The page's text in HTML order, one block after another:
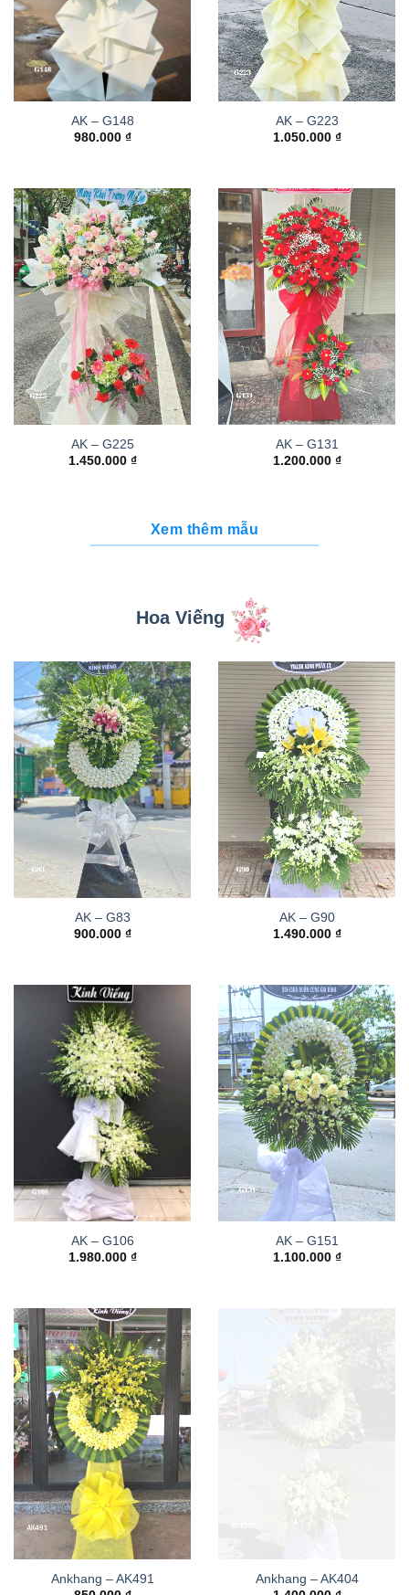
AK – G148
980.000 ₫
AK – G223
1.050.000 ₫
AK – G225
1.450.000 ₫
AK – G131
1.200.000 ₫
Xem thêm mẫu
Hoa Viếng
AK – G83
900.000 ₫
AK – G90
1.490.000 ₫
AK – G106
1.980.000 ₫
AK – G151
1.100.000 ₫
Ankhang – AK491
Ankhang – AK404